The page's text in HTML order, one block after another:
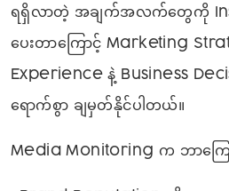
ရရှိလာတဲ့ အချက်အလက်တွေကို
ပေးတာကြောင့် Marketing
Experience နဲ့ Business
ရောက်စွာ ချမှတ်နိုင်ပါတယ်။
Media Monitoring က ဘာကြ